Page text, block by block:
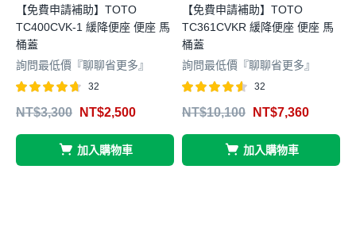
【免費申請補助】TOTO
TC400CVK-1 緩降便座 便座 馬
桶蓋
詢問最低價『聊聊省更多』
4.66
32
NT$3,300 NT$2,500
加入購物車
【免費申請補助】TOTO
TC361CVKR 緩降便座 便座 馬
桶蓋
詢問最低價『聊聊省更多』
4.53
32
NT$10,100 NT$7,360
加入購物車